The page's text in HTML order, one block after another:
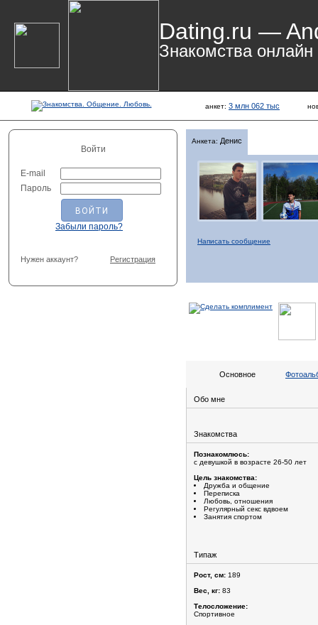
Dating.ru —
Знакомства онлайн
анкет: 3 млн 062 тыс
Войти
E-mail
Пароль
Забыли пароль?
Нужен аккаунт? Регистрация
Анкета: Денис
Написать сообщение
Основное
Обо мне
Знакомства
Познакомлюсь:
с девушкой в возрасте 26-50 лет
Цель знакомства:
Дружба и общение
Переписка
Любовь, отношения
Регулярный секс вдвоем
Занятия спортом
Типаж
Рост, см: 189
Вес, кг: 83
Телосложение:
Спортивное